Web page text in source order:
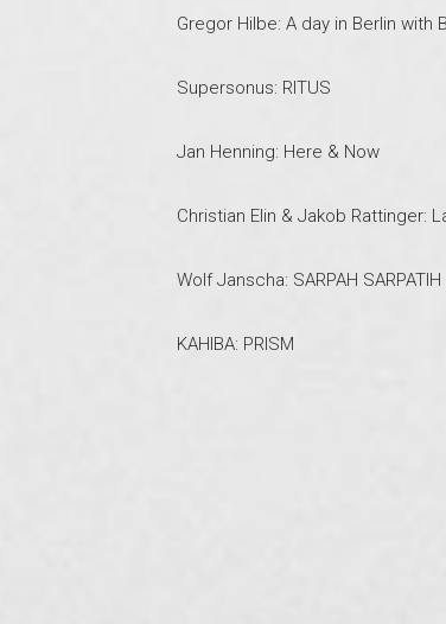
Gregor Hilbe: A day in Berlin with
Supersonus: RITUS
Jan Henning: Here & Now
Christian Elin & Jakob Rattinger:
Wolf Janscha: SARPAH SARPATIH
KAHIBA: PRISM